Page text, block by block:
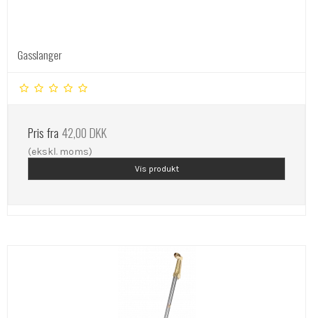
Gasslanger
Pris fra 42,00 DKK
(ekskl. moms)
Vis produkt